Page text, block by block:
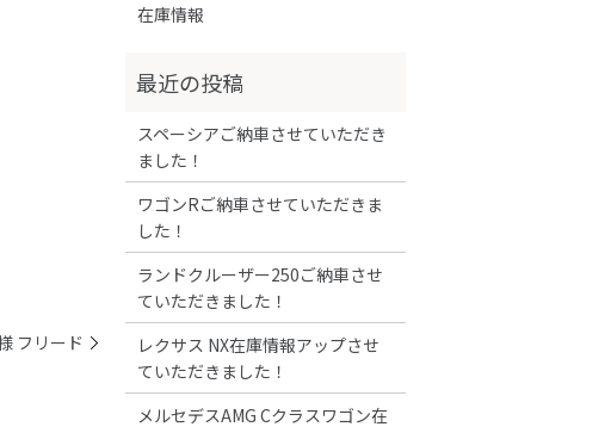
フリード
在庫情報
スペーシアご納車させていただき
ました！
ワゴンRご納車させていただきま
した！
ランドクルーザー250ご納車させ
ていただきました！
レクサス NX在庫情報アップさせ
ていただきました！
メルセデスAMG Cクラスワゴン在